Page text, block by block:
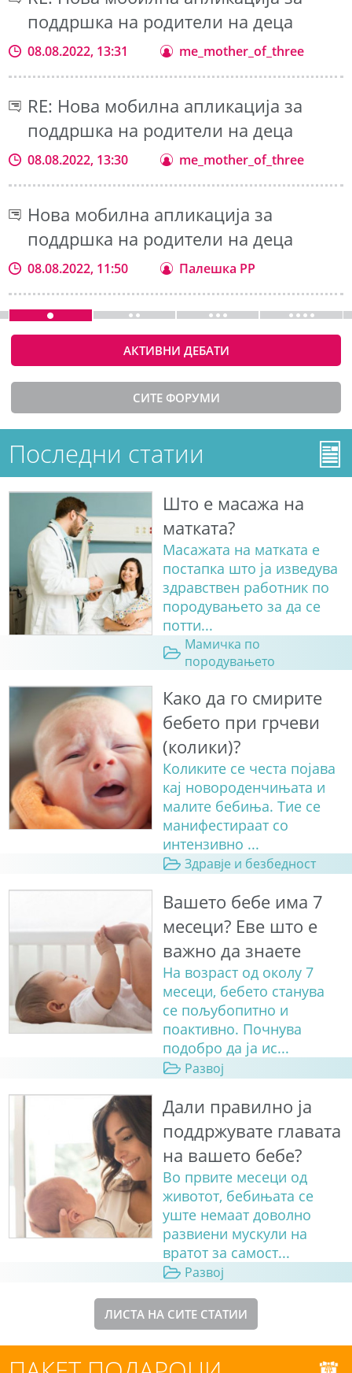
поддршка на родители на деца
08.08.2022, 13:31 me_mother_of_three
RE: Нова мобилна апликација за
поддршка на родители на деца
08.08.2022, 13:30 me_mother_of_three
Нова мобилна апликација за
поддршка на родители на деца
08.08.2022, 11:50 Палешка РР
АКТИВНИ ДЕБАТИ
СИТЕ ФОРУМИ
Последни статии
Што е масажа на
матката?
Масажата на матката е
постапка што ја изведува
здравствен работник по
породувањето за да се
потти...
Мамичка по
породувањето
Како да го смирите
бебето при грчеви
(колики)?
Коликите се честа појава
кај новороденчињата и
малите бебиња. Тие се
манифестираат со
интензивно ...
Здравје и безбедност
Вашето бебе има 7
месеци? Еве што е
важно да знаете
На возраст од околу 7
месеци, бебето станува
сe пољубопитно и
поактивно. Почнува
подобро да ја ис...
Развој
Дали правилно ја
поддржувате главата
на вашето бебе?
Во првите месеци од
животот, бебињата сe
уште немаат доволно
развиени мускули на
вратот за самост...
Развој
ЛИСТА НА СИТЕ СТАТИИ